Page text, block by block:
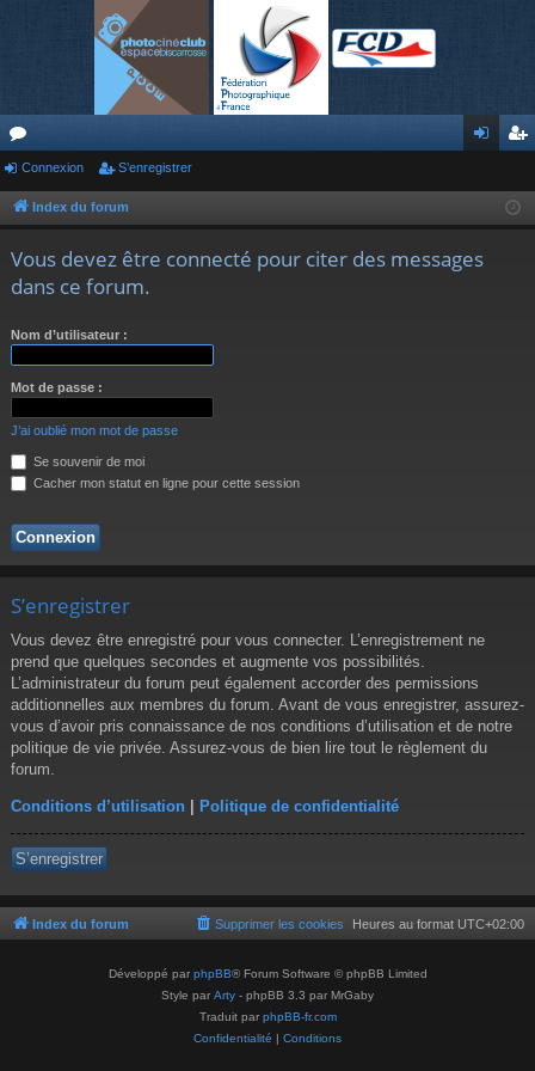
or
u nr
Connexion S’enregistrer
Index du forum
Vous devez être connecté pour citer des messages
dans ce forum.
Nom d’utilisateur :
Mot de passe :
J’ai oublié mon mot de passe
Se souvenir de moi
Cacher mon statut en ligne pour cette session
S’enregistrer
Vous devez être enregistré pour vous connecter. L’enregistrement ne
prend que quelques secondes et augmente vos possibilités.
L’administrateur du forum peut également accorder des permissions
additionnelles aux membres du forum. Avant de vous enregistrer, assurez-
vous d’avoir pris connaissance de nos conditions d’utilisation et de notre
politique de vie privée. Assurez-vous de bien lire tout le règlement du
forum.
Conditions d’utilisation | Politique de confidentialité
S’enregistrer
Index du forum Heures au format UTC+02:00
Supprimer les cookies
Développé par phpBB® Forum Software © phpBB Limited
Style par Arty - phpBB 3.3 par MrGaby
Traduit par phpBB-fr.com
Confidentialité | Conditions